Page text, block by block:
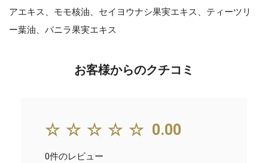
アエキス、モモ核油、セイヨウナシ果実エキス、ティーツリ
ー葉油、バニラ果実エキス
お客様からのクチコミ
☆☆☆☆☆ 0.00
0件のレビュー